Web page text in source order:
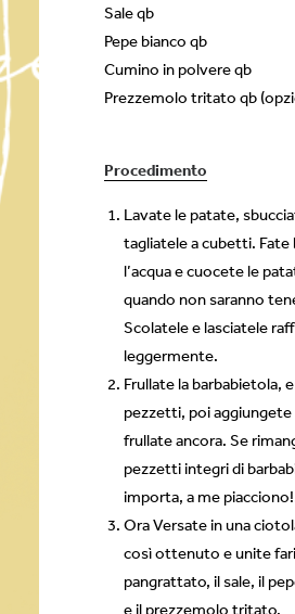
Sale qb
Pepe bianco qb
Cumino in polvere qb
Prezzemolo tritato qb
Procedimento
Lavate le patate,
tagliatele a cubetti. Fate
l’acqua e cuocete le
quando non saranno
Scolatele e lasciatele
leggermente.
Frullate la barbabietola,
pezzetti, poi
frullate ancora. Se
pezzetti integri di
importa, a me
Ora Versate in una
così ottenuto e unite
pangrattato, il sale, il
e il prezzemolo tritato.